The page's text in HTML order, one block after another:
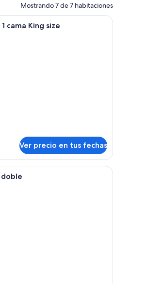
Mostrando 7 de 7 habitaciones
silla y una ventana con cortinas.
Habitación de hotel con cama, un tapiz
cama King size
Ver precio en tus fechas
sofá y ventana con cortinas.
Habitación de hotel con cama, un tapiz
doble